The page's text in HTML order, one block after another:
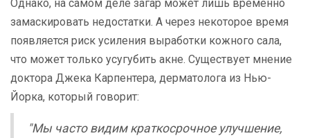
Однако, на самом деле загар может лишь временно
замаскировать недостатки. А через некоторое время
появляется риск усиления выработки кожного сала,
что может только усугубить акне. Существует мнение
доктора Джека Карпентера, дерматолога из Нью-
Йорка, который говорит:
"Мы часто видим краткосрочное улучшение,